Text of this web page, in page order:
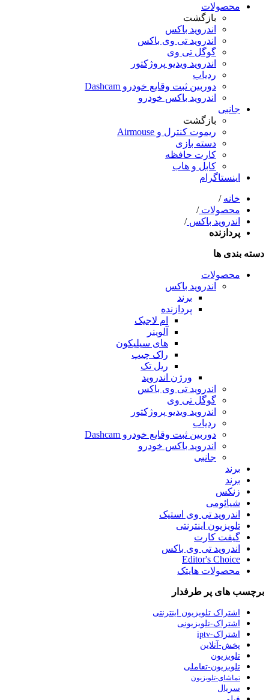
محصولات
بازگشت
اندروید باکس
اندروید تی‌ وی باکس
گوگل تی وی
اندروید ویدیو پروژکتور
ردیاب
دوربین ثبت وقایع خودرو Dashcam
اندروید باکس خودرو
جانبی
بازگشت
ریموت کنترل و Airmouse
دسته بازی
کارت حافظه
کابل و هاب
اینستاگرام
خانه /
محصولات /
اندروید باکس /
پردازنده
دسته بندی ها
محصولات
اندروید باکس
برند
پردازنده
ام لاجیک
آلوینر
های سیلیکون
راک چیپ
ریل تک
ورژن اندروید
اندروید تی‌ وی باکس
گوگل تی وی
اندروید ویدیو پروژکتور
ردیاب
دوربین ثبت وقایع خودرو Dashcam
اندروید باکس خودرو
جانبی
برند
برند
زنکس
شیائومی
اندروید تی وی استیک
تلویزیون اینترنتی
گیفت کارت
اندروید تی وی باکس
Editor's Choice
محصولات هایتک
برچسب های پر طرفدار
اشتراک تلویزیون اینترنتی
اشتراک-تلویزیونی
اشتراک-iptv
پخش-آنلاین
تلویزیون
تلویزیون-تعاملی
تماشای-تلویزیون
سریال